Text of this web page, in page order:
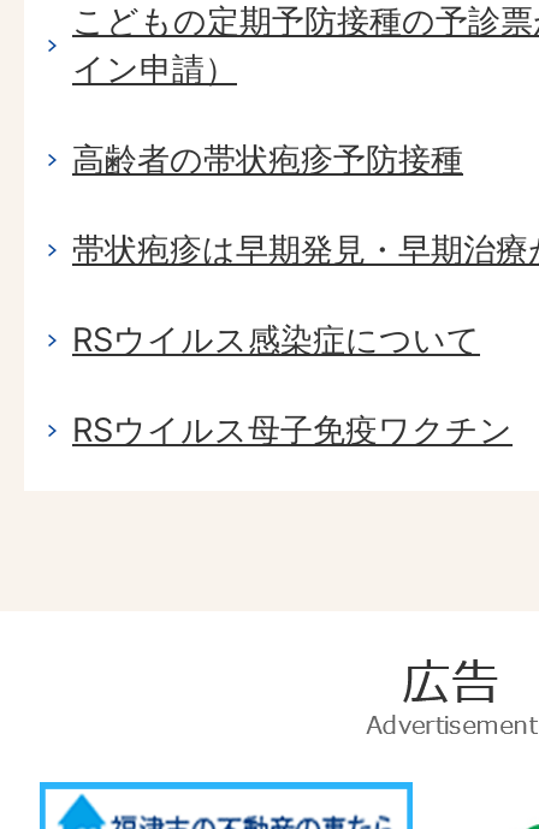
こどもの定期予防接種の予診
イン申請）
高齢者の帯状疱疹予防接種
帯状疱疹は早期発見・早期治
RSウイルス感染症について
RSウイルス母子免疫ワクチン
告